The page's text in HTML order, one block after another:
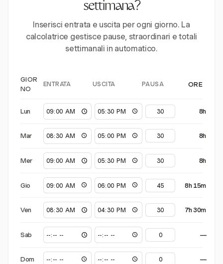
settimana?
Inserisci entrata e uscita per ogni giorno. La
calcolatrice gestisce pause, straordinari e totali
settimanali in automatico.
GIOR
NO
ENTRATA USCITA PAUSA ORE
Lun 8h
Mar 8h
Mer 8h
Gio 8h 15m
Ven 7h 30m
Sab —
Dom —